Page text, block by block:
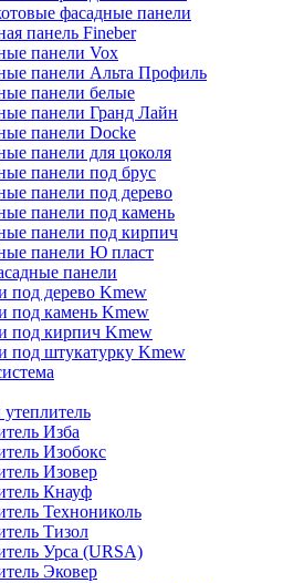
фасадные панели
панель Fineber
панели Vox
панели Альта Профиль
панели белые
панели Гранд Лайн
панели Docke
панели для цоколя
панели под брус
панели под дерево
панели под камень
панели под кирпич
панели Ю пласт
панели
под дерево Kmew
под камень Kmew
под кирпич Kmew
под штукатурку Kmew
Изба
Изобокс
Изовер
Кнауф
Технониколь
Тизол
Урса (URSA)
Эковер